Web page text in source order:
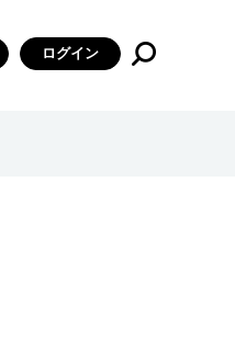
ログイン